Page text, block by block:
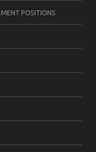
POSITIONS